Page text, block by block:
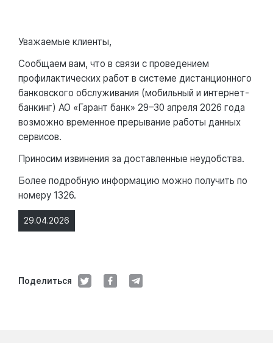
29.04.2026
Поделиться
Уважаемые клиенты,
Сообщаем вам, что в связи с проведением
профилактических работ в системе дистанционного
банковского обслуживания (мобильный и интернет-
банкинг) АО «Гарант банк» 29–30 апреля 2026 года
возможно временное прерывание работы данных
сервисов.
Приносим извинения за доставленные неудобства.
Более подробную информацию можно получить по
номеру 1326.